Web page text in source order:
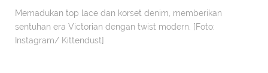
Memadukan top lace dan korset denim, memberikan
sentuhan era Victorian dengan twist modern. [Foto:
Instagram/ Kittendust]